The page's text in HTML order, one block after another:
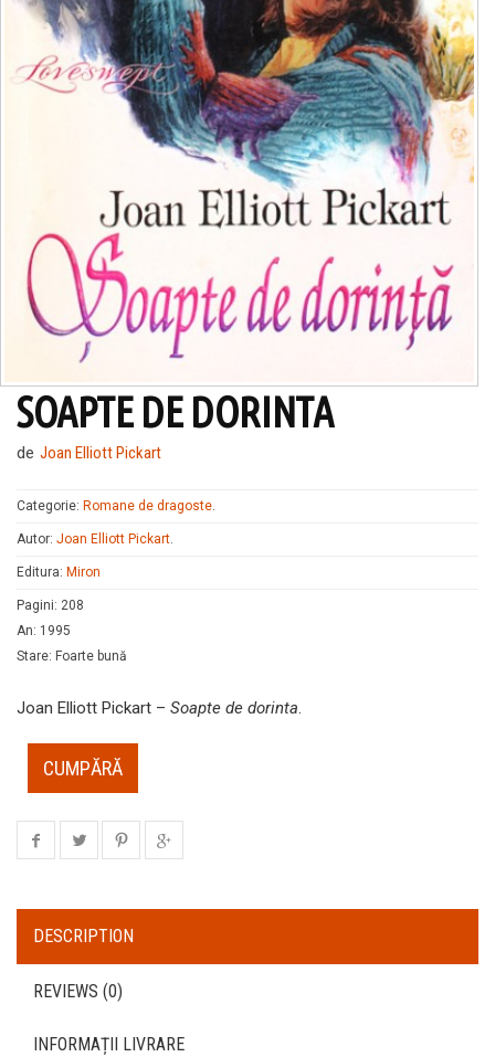
SOAPTE DE DORINTA
de Joan Elliott Pickart
Categorie: Romane de dragoste.
Autor: Joan Elliott Pickart.
Editura: Miron
Pagini: 208
An: 1995
Stare: Foarte bună
Joan Elliott Pickart – Soapte de dorinta.
CUMPĂRĂ
DESCRIPTION
REVIEWS (0)
INFORMAȚII LIVRARE